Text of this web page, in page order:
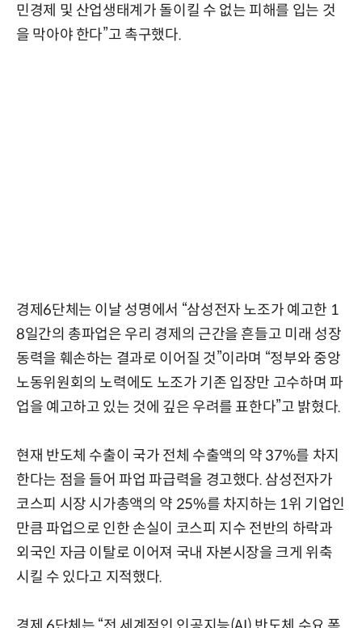
민경제 및 산업생태계가 돌이킬 수 없는 피해를 입는 것
을 막아야 한다”고 촉구했다.
경제6단체는 이날 성명에서 “삼성전자 노조가 예고한 1
8일간의 총파업은 우리 경제의 근간을 흔들고 미래 성장
동력을 훼손하는 결과로 이어질 것”이라며 “정부와 중앙
노동위원회의 노력에도 노조가 기존 입장만 고수하며 파
업을 예고하고 있는 것에 깊은 우려를 표한다”고 밝혔다.
현재 반도체 수출이 국가 전체 수출액의 약 37%를 차지
한다는 점을 들어 파업 파급력을 경고했다. 삼성전자가
코스피 시장 시가총액의 약 25%를 차지하는 1위 기업인
만큼 파업으로 인한 손실이 코스피 지수 전반의 하락과
외국인 자금 이탈로 이어져 국내 자본시장을 크게 위축
시킬 수 있다고 지적했다.